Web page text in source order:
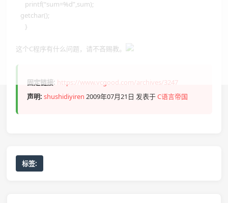
printf(“sum=%d”,sum);
getchar();
}
这个C程序有什么问题，请不吝赐教。
固定链接: https://www.vcgood.com/archives/3247
声明: shushidiyiren 2009年07月21日 发表于C语言帝国
标签: